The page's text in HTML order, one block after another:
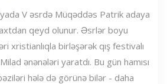
V əsrdə Müqəddəs Patrik adaya
qeyd olunur. Əsrlər boyu
xristianlıqla birləşərək qış festivalı
ənənələri yaratdı. Bu gün hamısı
hələ də görünə bilər - daha